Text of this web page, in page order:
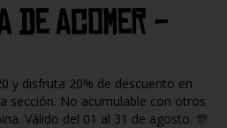
de Acomer -
y disfruta 20% de descuento en
sección. No acumulable con otros
Válido del 01 al 31 de agosto. 🎊